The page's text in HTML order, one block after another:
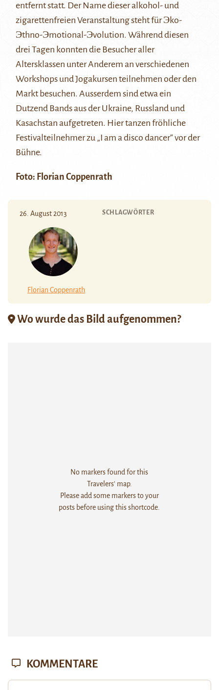
entfernt statt. Der Name dieser alkohol- und
zigarettenfreien Veranstaltung steht für Эko-
Эthno-Эmotional-Эvolution. Während diesen
drei Tagen konnten die Besucher aller
Altersklassen unter Anderem an verschiedenen
Workshops und Jogakursen teilnehmen oder den
Markt besuchen. Ausserdem sind etwa ein
Dutzend Bands aus der Ukraine, Russland und
Kasachstan aufgetreten. Hier tanzen fröhliche
Festivalteilnehmer zu „I am a disco dancer“ vor der
Bühne.
Foto: Florian Coppenrath
26. August 2013
Florian Coppenrath
SCHLAGWÖRTER
Wo wurde das Bild aufgenommen?
No markers found for this
Travelers' map.
Please add some markers to your
posts before using this shortcode.
KOMMENTARE